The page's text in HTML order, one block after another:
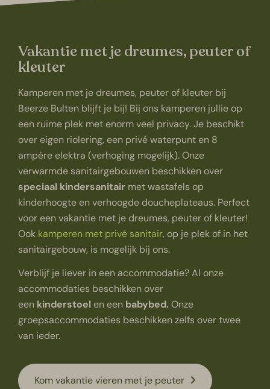
Vakantie met je dreumes, peuter of
kleuter
Kamperen met je dreumes, peuter of kleuter bij
Beerze Bulten blijft je bij! Bij ons kamperen jullie op
een ruime plek met enorm veel privacy. Je beschikt
over eigen riolering, een privé waterpunt en 8
ampère elektra (verhoging mogelijk). Onze
verwarmde sanitairgebouwen beschikken over
speciaal kindersanitair met wastafels op
kinderhoogte en verhoogde doucheplateaus. Perfect
voor een vakantie met je dreumes, peuter of kleuter!
Ook kamperen met privé sanitair, op je plek of in het
sanitairgebouw, is mogelijk bij ons.
Verblijf je liever in een accommodatie? Al onze
accommodaties beschikken over
een kinderstoel en een babybed.Onze
groepsaccommodaties beschikken zelfs over twee
van ieder.
Kom vakantie vieren met je peuter